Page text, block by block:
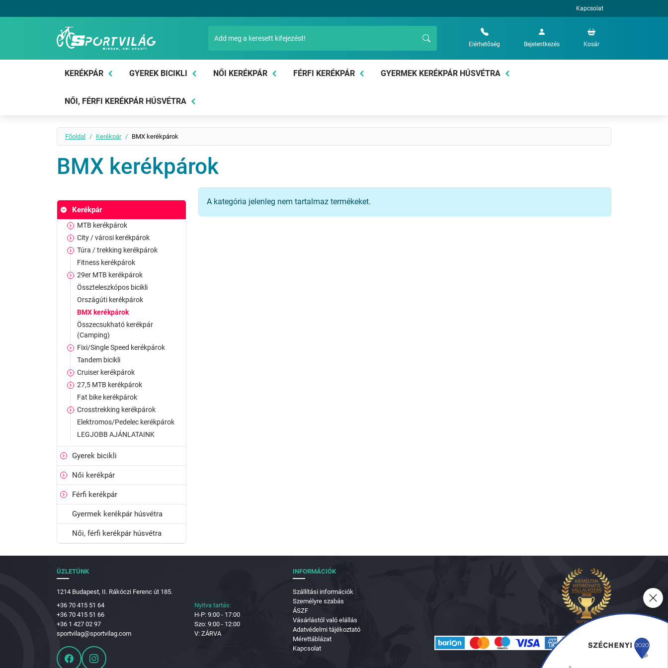
Kapcsolat
Sportvilág
Elérhetőség Bejelentkezés Kosár
KERÉKPÁR GYEREK BICIKLI NŐI KERÉKPÁR FÉRFI KERÉKPÁR GYERMEK KERÉKPÁR HÚSVÉTRA
NŐI, FÉRFI KERÉKPÁR HÚSVÉTRA
Főoldal Kerékpár BMX kerékpárok
BMX kerékpárok
Kerékpár
MTB kerékpárok
City / városi kerékpárok
Túra / trekking kerékpárok
Fitness kerékpárok
29er MTB kerékpárok
Összteleszkópos bicikli
Országúti kerékpárok
BMX kerékpárok
Összecsukható kerékpár
(Camping)
Fixi/Single Speed kerékpárok
Tandem bicikli
Cruiser kerékpárok
27,5 MTB kerékpárok
Fat bike kerékpárok
Crosstrekking kerékpárok
Elektromos/Pedelec kerékpárok
LEGJOBB AJÁNLATAINK
Gyerek bicikli
Női kerékpár
Férfi kerékpár
Gyermek kerékpár húsvétra
Női, férfi kerékpár húsvétra
A kategória jelenleg nem tartalmaz termékeket.
ÜZLETÜNK
1214 Budapest, II. Rákóczi Ferenc út 185.
+36 70 415 51 64
+36 70 415 51 66
+36 1 427 02 97
sportvilag@sportvilag.com
Nyitva tartás:
H-P: 9:00 - 17:00
Szo: 9:00 - 12:00
V: ZÁRVA
INFORMÁCIÓK
Szállítási információk
Személyre szabás
ÁSZF
Vásárlástól való elállás
Adatvédelmi tájékoztató
Mérettáblázat
Kapcsolat